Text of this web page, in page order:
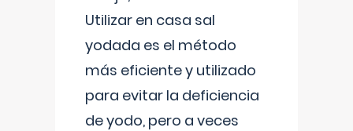
Utilizar en casa sal
yodada es el método
más eficiente y utilizado
para evitar la deficiencia
de yodo, pero a veces